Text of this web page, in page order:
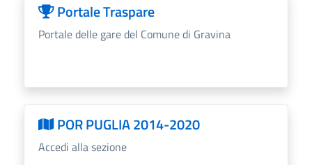
Portale Traspare
Portale delle gare del Comune di Gravina
POR PUGLIA 2014-2020
Accedi alla sezione